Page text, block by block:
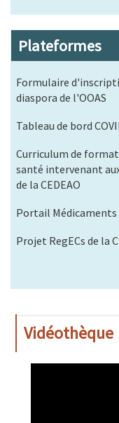
Plateformes
Formulaire
diaspora de l'OOAS
Tableau de bord
Curriculum de
santé intervenant
de la CEDEAO
Portail Médicaments
Projet RegECs de la
Vidéothèque